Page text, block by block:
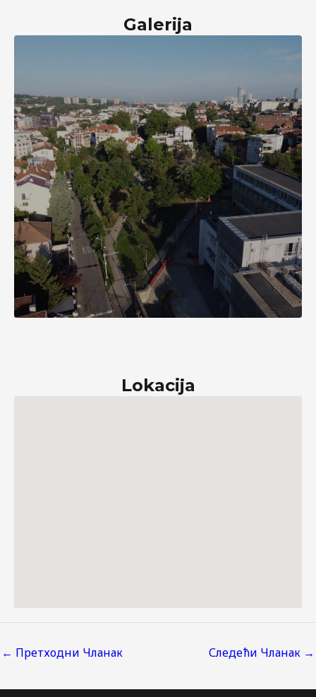
Galerija
Lokacija
← Претходни Чланак Следећи Чланак →